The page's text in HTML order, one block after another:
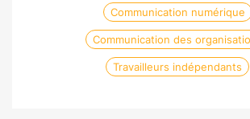
Communication numérique
Communication des
Travailleurs indépendants